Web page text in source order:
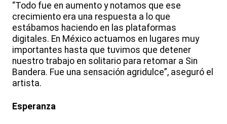
“Todo fue en aumento y notamos que ese
crecimiento era una respuesta a lo que
estábamos haciendo en las plataformas
digitales. En México actuamos en lugares muy
importantes hasta que tuvimos que detener
nuestro trabajo en solitario para retomar a Sin
Bandera. Fue una sensación agridulce”, aseguró el
artista.
Esperanza